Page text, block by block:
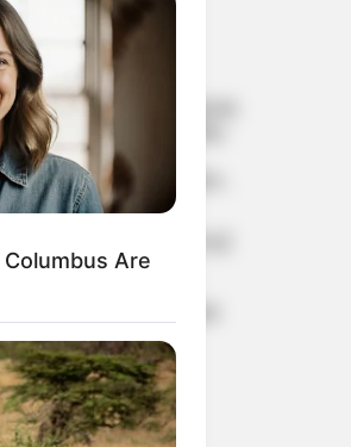
പാക്
ഉള്‍പ്പെടെ അഞ്ച്
കാണാതായി
ഉടൻ ആശുപത്രിയിൽ
മാറി; ദേശീയ
ജേതാവായ
അമ്മ തിരിച്ചറിഞ്ഞത്
നിറം നോക്കി;
വൈറലായി വെളിപ്പെടുത്തൽ
ജോലി ചെയ്ത
Are